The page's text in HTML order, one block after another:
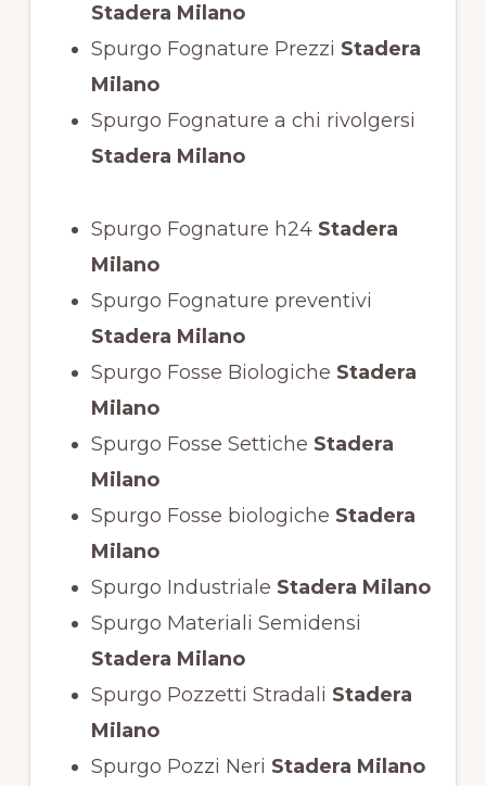
Stadera Milano
Spurgo Fognature Prezzi Stadera
Milano
Spurgo Fognature a chi rivolgersi
Stadera Milano
Spurgo Fognature h24Stadera
Milano
Spurgo Fognature preventivi
Stadera Milano
Spurgo Fosse Biologiche Stadera
Milano
Spurgo Fosse Settiche Stadera
Milano
Spurgo Fosse biologiche Stadera
Milano
Spurgo Industriale Stadera Milano
Spurgo Materiali Semidensi
Stadera Milano
Spurgo Pozzetti Stradali Stadera
Milano
Spurgo Pozzi Neri Stadera Milano